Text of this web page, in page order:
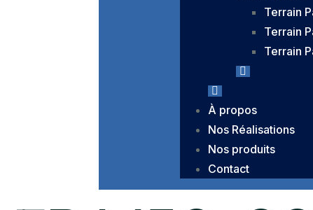
Terrain
Terrain
Terrain
À propos
Nos Réalisations
Nos produits
Contact